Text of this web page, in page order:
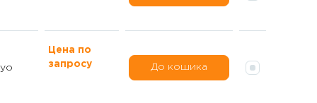
Цена по
запросу
До кошика